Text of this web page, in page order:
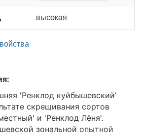
высокая
'Ренклод куйбышевский'
скрещивания сортов
и 'Ренклод Лёня'.
зональной опытной